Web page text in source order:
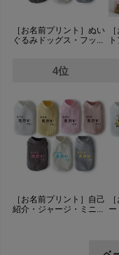
［お名前プリント］ぬい
ぐるみドッグス・フッ...
4位
［お名前プリント］自己
紹介・ジャージ・ミニ...
ー